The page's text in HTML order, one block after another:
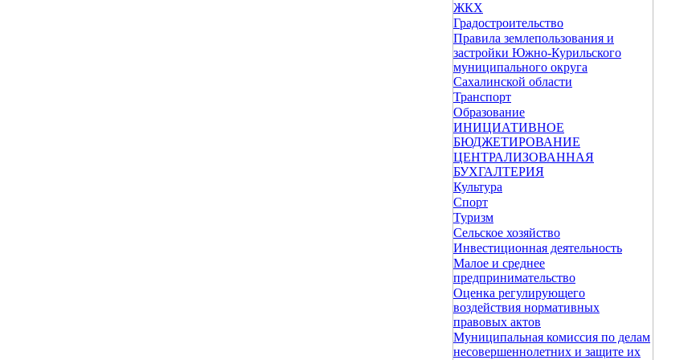
ЖКХ
Градостроительство
Правила землепользования и
застройки Южно-Курильского
муниципального округа
Сахалинской области
Транспорт
Образование
ИНИЦИАТИВНОЕ
БЮДЖЕТИРОВАНИЕ
ЦЕНТРАЛИЗОВАННАЯ
БУХГАЛТЕРИЯ
Культура
Спорт
Туризм
Сельское хозяйство
Инвестиционная деятельность
Малое и среднее
предпринимательство
Оценка регулирующего
воздействия нормативных
правовых актов
Муниципальная комиссия по делам
несовершеннолетних и защите их